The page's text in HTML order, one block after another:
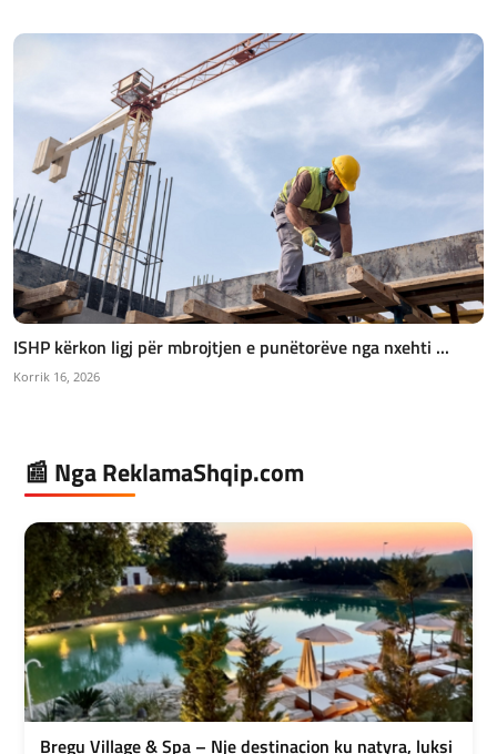
ISHP kërkon ligj për mbrojtjen e punëtorëve nga nxehti ...
Korrik 16, 2026
📰 Nga ReklamaShqip.com
Bregu Village & Spa – Nje destinacion ku natyra, luksi